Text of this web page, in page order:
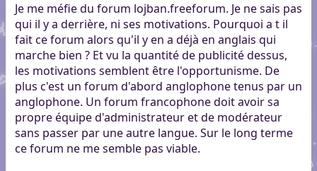
Je me méfie du forum lojban.freeforum. Je ne sais pas
qui il y a derrière, ni ses motivations. Pourquoi a t il
fait ce forum alors qu'il y en a déjà en anglais qui
marche bien ? Et vu la quantité de publicité dessus,
les motivations semblent être l'opportunisme. De
plus c'est un forum d'abord anglophone tenus par un
anglophone. Un forum francophone doit avoir sa
propre équipe d'administrateur et de modérateur
sans passer par une autre langue. Sur le long terme
ce forum ne me semble pas viable.